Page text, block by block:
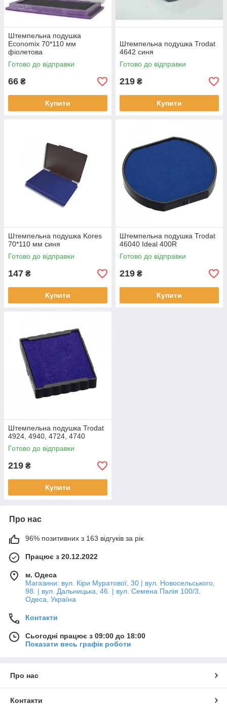
Штемпельна подушка
Economix 70*110 мм
фіолетова
Готово до відправки
66 ₴
Купити
Штемпельна подушка Trodat
4642 синя
Готово до відправки
219 ₴
Купити
Штемпельна подушка Kores
70*110 мм синя
Готово до відправки
147 ₴
Купити
Штемпельна подушка Trodat
46040 Ideal 400R
Готово до відправки
219 ₴
Купити
Штемпельна подушка Trodat
4924, 4940, 4724, 4740
Готово до відправки
219 ₴
Купити
Про нас
96% позитивних з 163 відгуків за рік
Працює з 20.12.2022
м. Одеса
Магазини: вул. Кіри Муратової, 30 | вул. Новосельського,
98. | вул. Дальницька, 46. | вул. Семена Палія 100/3,
Одеса, Україна
Контакти
Сьогодні працює з 09:00 до 18:00
Показати весь графік роботи
Про нас
Контакти